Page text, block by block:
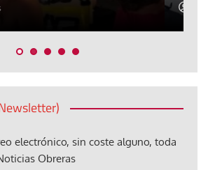
electrónico, sin coste alguno, toda
Obreras